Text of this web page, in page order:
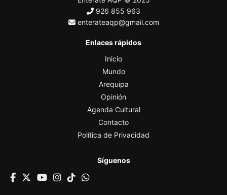
926 855 963
enterateaqp@gmail.com
Enlaces rápidos
Inicio
Mundo
Arequipa
Opinión
Agenda Cultural
Contacto
Política de Privacidad
Síguenos